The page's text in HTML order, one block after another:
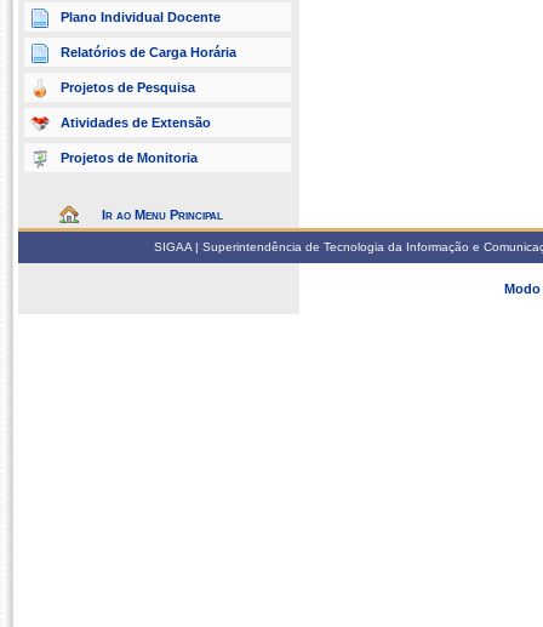
Plano Individual Docente
Relatórios de Carga Horária
Projetos de Pesquisa
Atividades de Extensão
Projetos de Monitoria
Ir ao Menu Principal
SIGAA | Superintendência de Tecnologia da Informação e
Modo